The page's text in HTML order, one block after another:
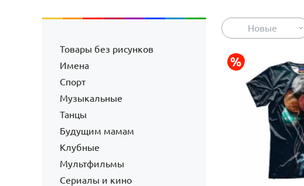
Товары без рисунков
Имена
Спорт
Музыкальные
Танцы
Будущим мамам
Клубные
Мультфильмы
Сериалы и кино
Новые